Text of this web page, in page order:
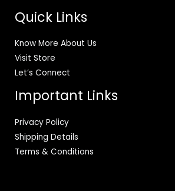
Quick Links
Know More About Us
Visit Store
Let’s Connect
Important Links
Privacy Policy
Shipping Details
Terms & Conditions